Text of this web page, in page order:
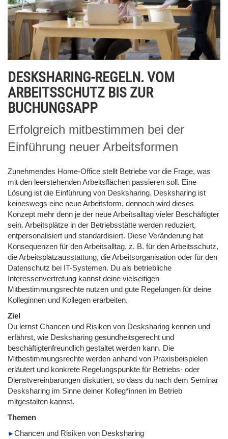
DESKSHARING-REGELN. VOM
ARBEITSSCHUTZ BIS ZUR
BUCHUNGSAPP
Erfolgreich mitbestimmen bei der
Einführung neuer Arbeitsformen
Zunehmendes Home-Office stellt Betriebe vor die Frage, was
mit den leerstehenden Arbeitsflächen passieren soll. Eine
Lösung ist die Einführung von Desksharing. Desksharing ist
keineswegs eine neue Arbeitsform, dennoch wird dieses
Konzept mehr denn je der neue Arbeitsalltag vieler Beschäftigter
sein. Arbeitsplätze in der Betriebsstätte werden reduziert,
entpersonalisiert und standardisiert. Diese Veränderung hat
Konsequenzen für den Arbeitsalltag, z. B. für den Arbeitsschutz,
die Arbeitsplatzausstattung, die Arbeitsorganisation oder für den
Datenschutz bei IT-Systemen. Du als betriebliche
Interessenvertretung kannst deine vielseitigen
Mitbestimmungsrechte nutzen und gute Regelungen für deine
Kolleginnen und Kollegen erarbeiten.
Ziel
Du lernst Chancen und Risiken von Desksharing kennen und
erfährst, wie Desksharing gesundheitsgerecht und
beschäftigtenfreundlich gestaltet werden kann. Die
Mitbestimmungsrechte werden anhand von Praxisbeispielen
erläutert und konkrete Regelungspunkte für Betriebs- oder
Dienstvereinbarungen diskutiert, so dass du nach dem Seminar
Desksharing im Sinne deiner Kolleg*innen im Betrieb
mitgestalten kannst.
Themen
Chancen und Risiken von Desksharing